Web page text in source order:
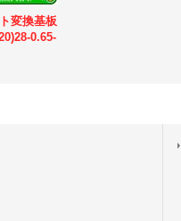
変換基板
0.65-